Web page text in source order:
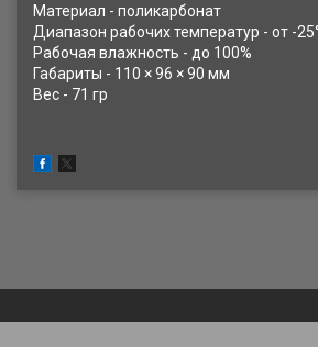
Материал - поликарбонат
Диапазон рабочих температур - от -
Рабочая влажность - до 100%
Габариты - 110 × 96 × 90 мм
Вес - 71 гр